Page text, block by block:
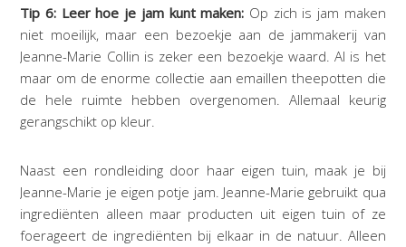
Tip 6: Leer hoe je jam kunt maken: Op zich is jam maken
niet moeilijk, maar een bezoekje aan de jammakerij van
Jeanne-Marie Collin is zeker een bezoekje waard. Al is het
maar om de enorme collectie aan emaillen theepotten die
de hele ruimte hebben overgenomen. Allemaal keurig
gerangschikt op kleur.
Naast een rondleiding door haar eigen tuin, maak je bij
Jeanne-Marie je eigen potje jam. Jeanne-Marie gebruikt qua
ingrediënten alleen maar producten uit eigen tuin of ze
foerageert de ingrediënten bij elkaar in de natuur. Alleen